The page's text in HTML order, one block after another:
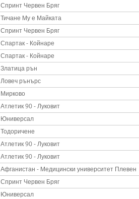
Спринт Червен Бряг
Тичане Му е Майката
Спринт Червен Бряг
Спартак - Койнаре
Спартак - Койнаре
Златица рън
Ловеч рънърс
Мирково
Атлетик 90 - Луковит
Юниверсал
Тодоричене
Атлетик 90 - Луковит
Атлетик 90 - Луковит
Афганистан - Медицински университет Плевен
Спринт Червен Бряг
Юниверсал